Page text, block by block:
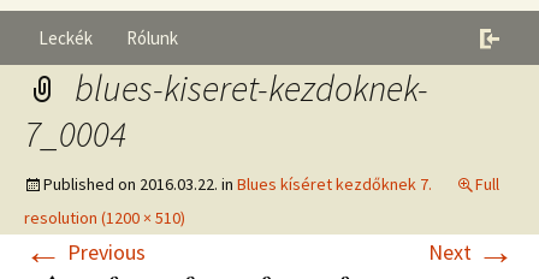
Leckék Rólunk
blues-kiseret-kezdoknek-
7_0004
Published on 2016.03.22. in Blues kíséret kezdőknek 7.
Full
resolution (1200 × 510)
← Previous Next →